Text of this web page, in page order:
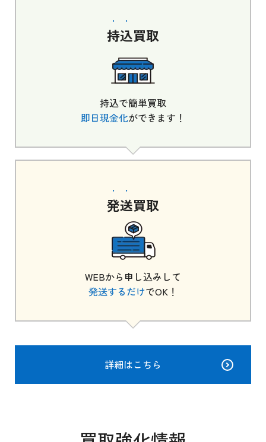
持込買取
持込で簡単買取
即日現金化ができます！
発送買取
WEBから申し込みして
発送するだけでOK！
詳細はこちら